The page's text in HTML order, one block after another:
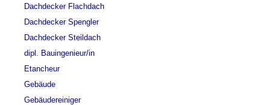
Dachdecker Flachdach
Dachdecker Spengler
Dachdecker Steildach
dipl. Bauingenieur/in
Etancheur
Gebäude
Gebäudereiniger